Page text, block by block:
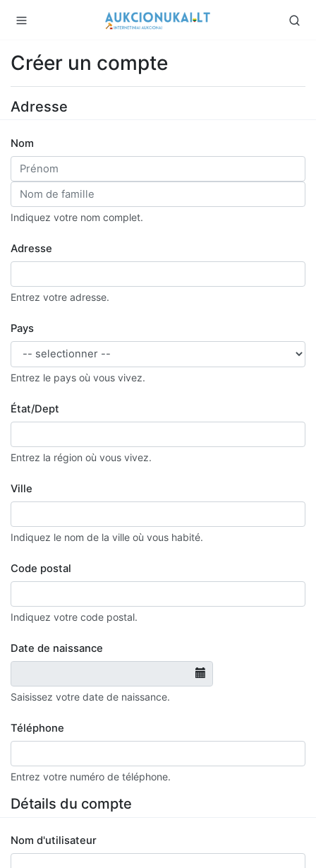
Créer un compte
Adresse
Nom
Indiquez votre nom complet.
Adresse
Entrez votre adresse.
Pays
Entrez le pays où vous vivez.
État/Dept
Entrez la région où vous vivez.
Ville
Indiquez le nom de la ville où vous habité.
Code postal
Indiquez votre code postal.
Date de naissance
Saisissez votre date de naissance.
Téléphone
Entrez votre numéro de téléphone.
Détails du compte
Nom d'utilisateur